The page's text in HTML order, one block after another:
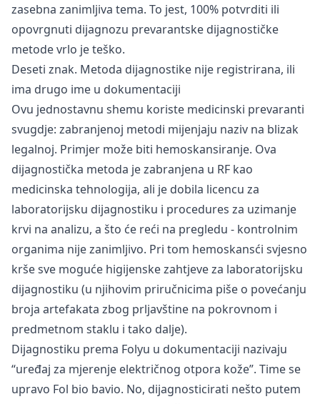
zasebna zanimljiva tema. To jest, 100% potvrditi ili
opovrgnuti dijagnozu prevarantske dijagnostičke
metode vrlo je teško.
Deseti znak. Metoda dijagnostike nije registrirana, ili
ima drugo ime u dokumentaciji
Ovu jednostavnu shemu koriste medicinski prevaranti
svugdje: zabranjenoj metodi mijenjaju naziv na blizak
legalnoj. Primjer može biti hemoskansiranje. Ova
dijagnostička metoda je zabranjena u RF kao
medicinska tehnologija, ali je dobila licencu za
laboratorijsku dijagnostiku i procedures za uzimanje
krvi na analizu, a što će reći na pregledu - kontrolnim
organima nije zanimljivo. Pri tom hemoskansći svjesno
krše sve moguće higijenske zahtjeve za laboratorijsku
dijagnostiku (u njihovim priručnicima piše o povećanju
broja artefakata zbog prljavštine na pokrovnom i
predmetnom staklu i tako dalje).
Dijagnostiku prema Folyu u dokumentaciji nazivaju
“uređaj za mjerenje električnog otpora kože”. Time se
upravo Fol bio bavio. No, dijagnosticirati nešto putem